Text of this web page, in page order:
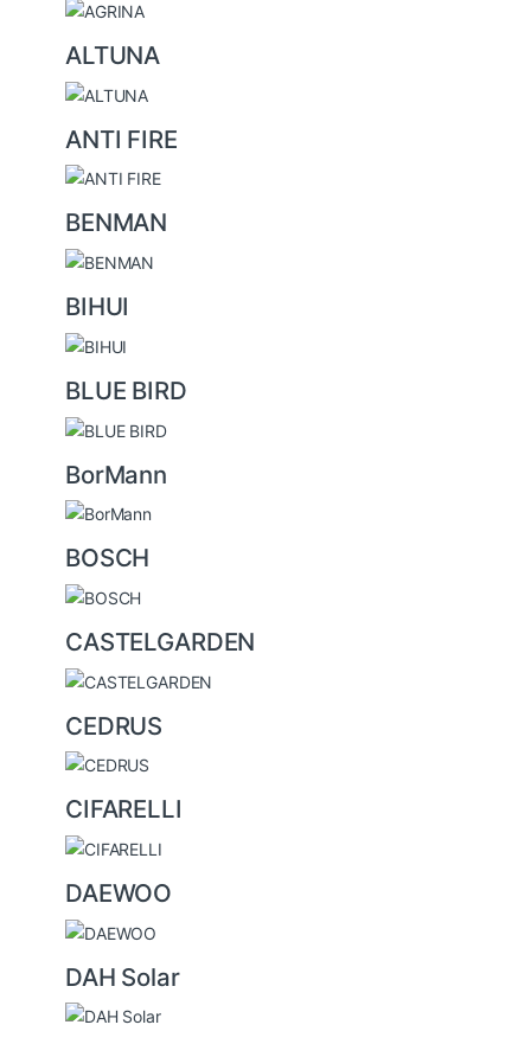
ALTUNA
ANTI FIRE
BENMAN
BIHUI
BLUE BIRD
BorMann
BOSCH
CASTELGARDEN
CEDRUS
CIFARELLI
DAEWOO
DAH Solar